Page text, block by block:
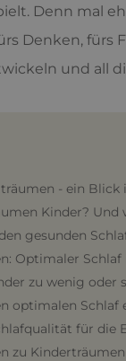
Denn mal
Denken,
und all
- ein Blick
Kinder? Und
gesunden
Optimaler
zu wenig oder
optimalen
für die
zu